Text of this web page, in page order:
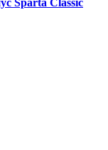
Sparta Classic